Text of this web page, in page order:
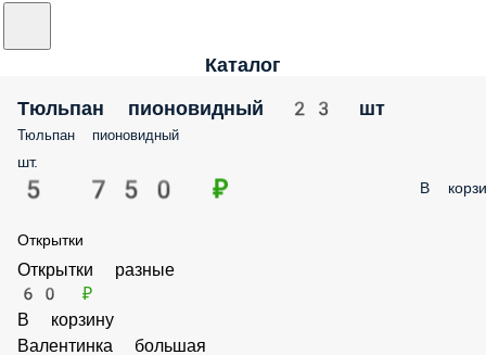
Каталог
Тюльпан пионовидный 23 шт
Тюльпан пионовидный
шт.
5 750 ₽ В
Открытки
Открытки разные
60 ₽
В корзину